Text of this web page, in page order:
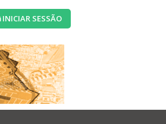
INICIAR SESSÃO